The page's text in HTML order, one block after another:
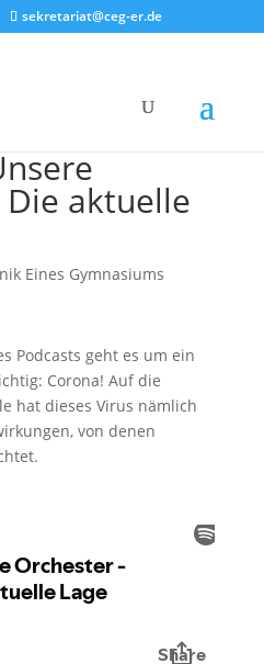
sekretariat@ceg-er.de
aktuelle
Eines Gymnasiums
Podcasts geht es um ein
Corona! Auf die
hat dieses Virus nämlich
von denen